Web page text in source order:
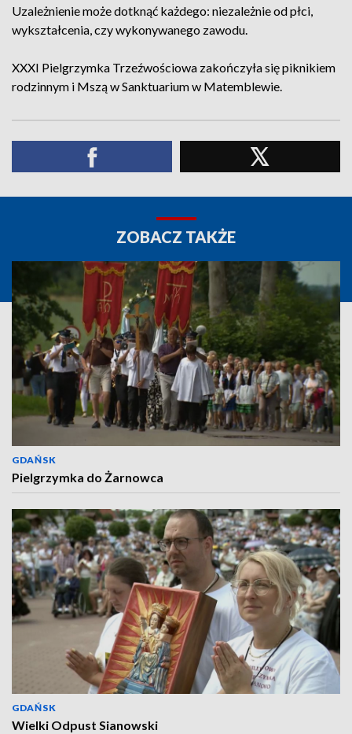
Uzależnienie może dotknąć każdego: niezależnie od płci,
wykształcenia, czy wykonywanego zawodu.
XXXI Pielgrzymka Trzeźwościowa zakończyła się piknikiem
rodzinnym i Mszą w Sanktuarium w Matemblewie.
ZOBACZ TAKŻE
GDAŃSK
Pielgrzymka do Żarnowca
GDAŃSK
Wielki Odpust Sianowski